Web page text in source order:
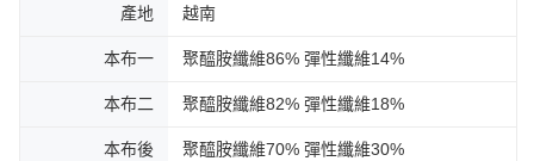
產地 越南
本布一 聚醯胺纖維86% 彈性纖維14%
本布二 聚醯胺纖維82% 彈性纖維18%
本布後 聚醯胺纖維70% 彈性纖維30%